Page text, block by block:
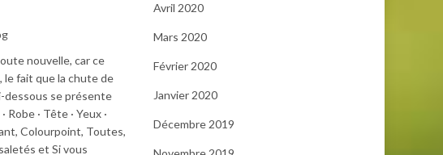
nouvelle, car ce
le fait que la chute de
dessous se présente
· Tête · Yeux ·
Colourpoint, Toutes,
et Si vous
Avril 2020
Mars 2020
Février 2020
Janvier 2020
Décembre 2019